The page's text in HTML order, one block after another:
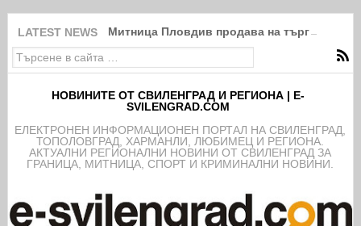
LATEST NEWS Митница Пловдив продава на търг в
НОВИНИТЕ ОТ СВИЛЕНГРАД И РЕГИОНА | E-
SVILENGRAD.COM
EЛЕКТРОНЕН ИНФОРМАЦИОНЕН ПОРТАЛ НА СВИЛЕНГРАД,
ТОПОЛОВГРАД, ХАРМАНЛИ, ЛЮБИМЕЦ И РЕГИОНА.
АКТУАЛНИ РЕГИОНАЛНИ НОВИНИ ОТ СВИЛЕНГРАД ЗА
ГРАНИЦА, МИТНИЦА, СПОРТ И КРИМИНАЛНИ НОВИНИ.